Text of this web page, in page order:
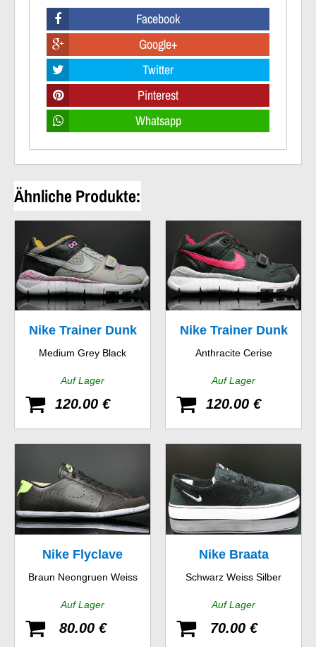
Facebook
Google+
Twitter
Pinterest
Whatsapp
Ähnliche Produkte:
Nike Trainer Dunk
Low
Medium Grey Black
Auf Lager
120.00 €
Nike Trainer Dunk
Low
Anthracite Cerise
Auf Lager
120.00 €
Nike Flyclave
Leather
Braun Neongruen Weiss
Auf Lager
80.00 €
Nike Braata
Schwarz Weiss Silber
Auf Lager
70.00 €